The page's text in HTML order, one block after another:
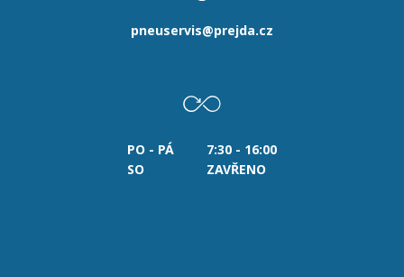
pneuservis@prejda.cz
PO - PÁ
7:30 - 16:00
SO
ZAVŘENO